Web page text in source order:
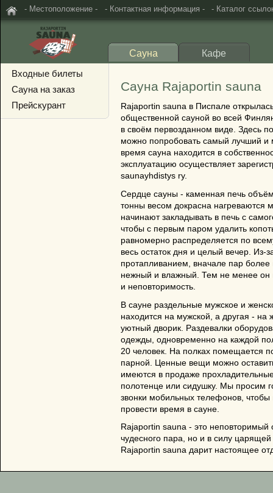
- Местоположение - - Контактная информация - - Каталог
Сауна
Кафе
Входные билеты
Сауна на заказ
Прейскурант
Сауна Rajaportin sauna
Rajaportin sauna в Писпале
общественной сауной во всей
в своём первозданном виде. Здесь
можно попробовать самый лучший и
время сауна находится в
эксплуатацию осуществляет
saunayhdistys ry.
Сердце сауны - каменная печь
тонны весом докрасна нагреваются
начинают закладывать в печь с
чтобы с первым паром удалить
равномерно распределяется по
весь остаток дня и целый вечер. Из-
протапливанием, вначале пар
нежный и влажный. Тем не менее он
и неповторимость.
В сауне раздельные мужское и
находится на мужской, а другая -
уютный дворик. Раздевалки
одежды, одновременно на каждой
20 человек. На полках помещается
парной. Ценные вещи можно
имеются в продаже
полотенце или сидушку. Мы просим
звонки мобильных телефонов, чтобы
провести время в сауне.
Rajaportin sauna - это неповторимый
чудесного пара, но и в силу
Rajaportin sauna дарит настоящее